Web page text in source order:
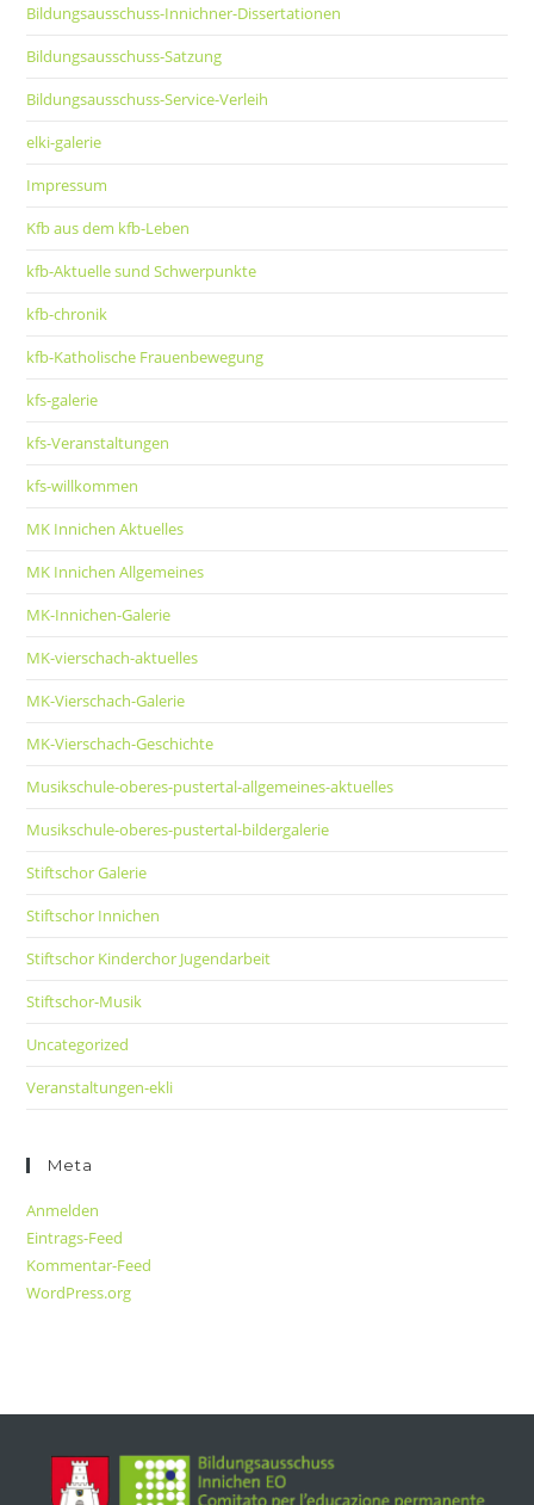
Bildungsausschuss-Innichner-Dissertationen
Bildungsausschuss-Satzung
Bildungsausschuss-Service-Verleih
elki-galerie
Impressum
Kfb aus dem kfb-Leben
kfb-Aktuelle sund Schwerpunkte
kfb-chronik
kfb-Katholische Frauenbewegung
kfs-galerie
kfs-Veranstaltungen
kfs-willkommen
MK Innichen Aktuelles
MK Innichen Allgemeines
MK-Innichen-Galerie
MK-vierschach-aktuelles
MK-Vierschach-Galerie
MK-Vierschach-Geschichte
Musikschule-oberes-pustertal-allgemeines-aktuelles
Musikschule-oberes-pustertal-bildergalerie
Stiftschor Galerie
Stiftschor Innichen
Stiftschor Kinderchor Jugendarbeit
Stiftschor-Musik
Uncategorized
Veranstaltungen-ekli
Meta
Anmelden
Eintrags-Feed
Kommentar-Feed
WordPress.org